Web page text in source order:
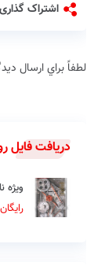
اشتراک گذاری
لطفاً براي ارسال
دریافت فایل
ویژه
رایگان